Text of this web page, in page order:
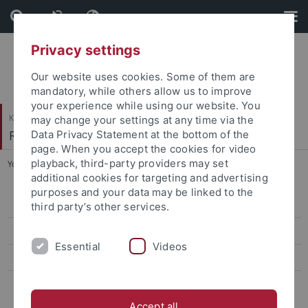
Skip
to
content
Skip
to
footer
Katholisch-Theologische Fakultät
Religionspädagogik
You are here: Startseite ... Romane und Dramen
Autobiographische Schriften
Biblische, talmudische und chassidische Schriften
Privacy settings
Our website uses cookies. Some of them are
mandatory, while others allow us to improve
your experience while using our website. You
may change your settings at any time via the
Data Privacy Statement at the bottom of the
page. When you accept the cookies for video
playback, third-party providers may set
additional cookies for targeting and advertising
purposes and your data may be linked to the
third party’s other services.
Essential Videos